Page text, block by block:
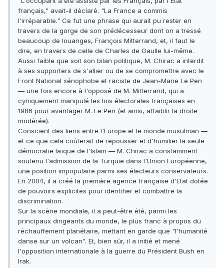
français," avait-il déclaré. "La France a commis
l'irréparable." Ce fut une phrase qui aurait pu rester en
travers de la gorge de son prédécesseur dont on a tressé
beaucoup de louanges, François Mitterrand, et, il faut le
dire, en travers de celle de Charles de Gaulle lui-même.
Aussi faible que soit son bilan politique, M. Chirac a interdit
à ses supporters de s'allier ou de se compromettre avec le
Front National xénophobe et raciste de Jean-Marie Le Pen
— une fois encore à l'opposé de M. Mitterrand, qui a
cyniquement manipulé les lois électorales françaises en
1986 pour avantager M. Le Pen (et ainsi, affaiblir la droite
modérée).
Conscient des liens entre l'Europe et le monde musulman —
et ce que cela coûterait de repousser et d'humilier la seule
démocratie laïque de l'Islam — M. Chirac a constamment
soutenu l'admission de la Turquie dans l'Union Européenne,
une position impopulaire parmi ses électeurs conservateurs.
En 2004, il a créé la première agence française d'Etat dotée
de pouvoirs explicites pour identifier et combattre la
discrimination.
Sur la scène mondiale, il a peut-être été, parmi les
principaux dirigeants du monde, le plus franc à propos du
réchauffement planétaire, mettant en garde que "l'humanité
danse sur un volcan". Et, bien sûr, il a initié et mené
l'opposition internationale à la guerre du Président Bush en
Irak.